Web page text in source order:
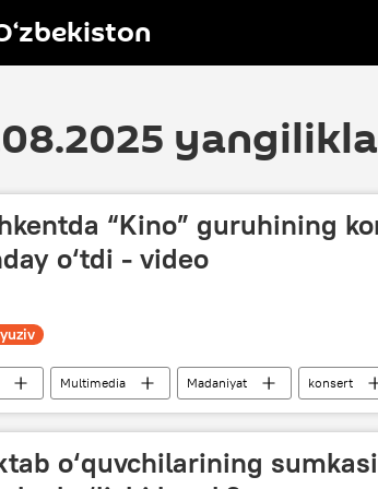
“Kino” guruhining
o‘tdi - video
Multimedia Madaniyat konsert
o‘quvchilarining